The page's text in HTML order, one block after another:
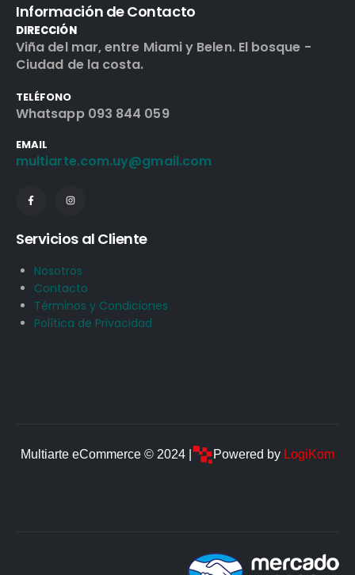
Información de Contacto
DIRECCIÓN
Viña del mar, entre Miami y Belen. El bosque -
Ciudad de la costa.
TELÉFONO
Whatsapp 093 844 059
EMAIL
multiarte.com.uy@gmail.com
Servicios al Cliente
Nosotros
Contacto
Términos y Condiciones
Política de Privacidad
Multiarte eCommerce © 2024 | Powered by LogiKom